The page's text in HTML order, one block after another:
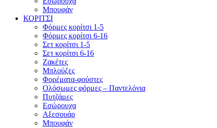
Μπουφάν
ΚΟΡΙΤΣΙ
Φόρμες κορίτσι 1-5
Φόρμες κορίτσι 6-16
Σετ κορίτσι 1-5
Σετ κορίτσι 6-16
Ζακέτες
Μπλούζες
Φορέματα-φούστες
Ολόσωμες φόρμες – Παντελόνια
Πυτζάμες
Εσώρουχα
Αξεσουάρ
Μπουφάν